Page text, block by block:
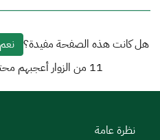
هل كانت هذه الصفحة مفيدة؟ نعم
11 من الزوار أعجبهم
نظرة عامة